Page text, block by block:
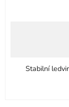
Stabilní